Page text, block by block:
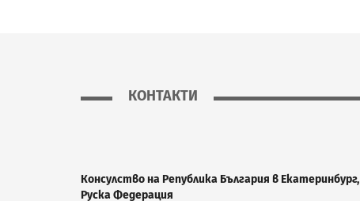
КОНТАКТИ
Консулство на Република България в Екатеринбург,
Руска Федерация